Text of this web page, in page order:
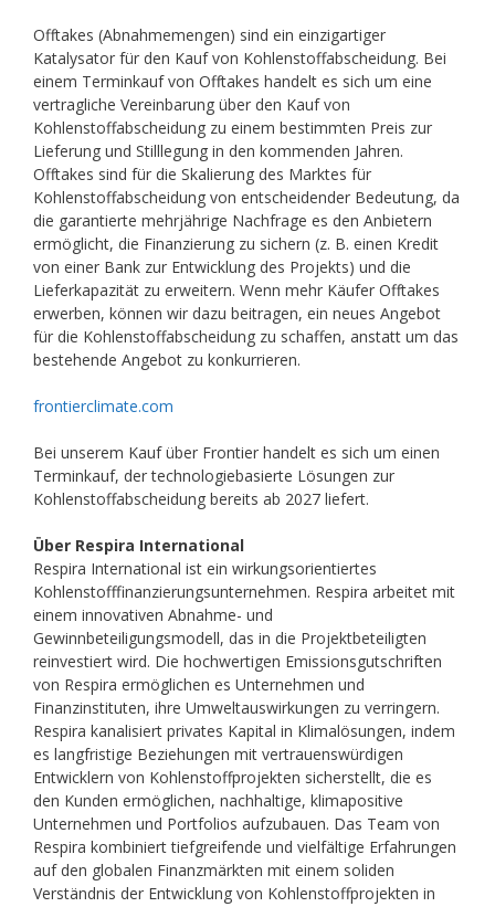
Offtakes (Abnahmemengen) sind ein einzigartiger
Katalysator für den Kauf von Kohlenstoffabscheidung. Bei
einem Terminkauf von Offtakes handelt es sich um eine
vertragliche Vereinbarung über den Kauf von
Kohlenstoffabscheidung zu einem bestimmten Preis zur
Lieferung und Stilllegung in den kommenden Jahren.
Offtakes sind für die Skalierung des Marktes für
Kohlenstoffabscheidung von entscheidender Bedeutung, da
die garantierte mehrjährige Nachfrage es den Anbietern
ermöglicht, die Finanzierung zu sichern (z. B. einen Kredit
von einer Bank zur Entwicklung des Projekts) und die
Lieferkapazität zu erweitern. Wenn mehr Käufer Offtakes
erwerben, können wir dazu beitragen, ein neues Angebot
für die Kohlenstoffabscheidung zu schaffen, anstatt um das
bestehende Angebot zu konkurrieren.
frontierclimate.com
Bei unserem Kauf über Frontier handelt es sich um einen
Terminkauf, der technologiebasierte Lösungen zur
Kohlenstoffabscheidung bereits ab 2027 liefert.
Über Respira International
Respira International ist ein wirkungsorientiertes
Kohlenstofffinanzierungsunternehmen. Respira arbeitet mit
einem innovativen Abnahme- und
Gewinnbeteiligungsmodell, das in die Projektbeteiligten
reinvestiert wird. Die hochwertigen Emissionsgutschriften
von Respira ermöglichen es Unternehmen und
Finanzinstituten, ihre Umweltauswirkungen zu verringern.
Respira kanalisiert privates Kapital in Klimalösungen, indem
es langfristige Beziehungen mit vertrauenswürdigen
Entwicklern von Kohlenstoffprojekten sicherstellt, die es
den Kunden ermöglichen, nachhaltige, klimapositive
Unternehmen und Portfolios aufzubauen. Das Team von
Respira kombiniert tiefgreifende und vielfältige Erfahrungen
auf den globalen Finanzmärkten mit einem soliden
Verständnis der Entwicklung von Kohlenstoffprojekten in